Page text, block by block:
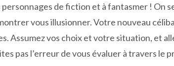
de fiction et à fantasmer ! On
vous illusionner. Votre nouveau
Assumez vos choix et votre situation, et
pas l’erreur de vous évaluer à travers le